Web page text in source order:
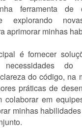
ferramenta de
explorando
aprimorar minhas
é fornecer
do
do código, na
práticas de
colaborar em
minhas